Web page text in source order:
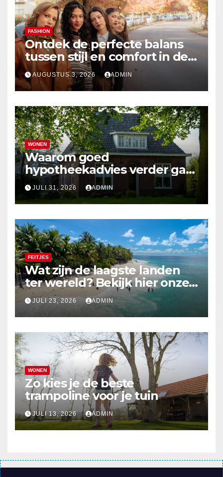
FASHION
Ontdek de perfecte balans
tussen stijl en comfort in de
nieuwste damesmode
AUGUSTUS 3, 2026 ADMIN
WONEN
Waarom goed
hypotheekadvies verder gaat
dan alleen cijfers
JULI 31, 2026 ADMIN
FEITJES
Wat zijn de laagste landen
ter wereld? Bekijk hier onze
top 10
JULI 23, 2026 ADMIN
WONEN
Zo kies je de beste
trampoline voor je tuin
JULI 13, 2026 ADMIN